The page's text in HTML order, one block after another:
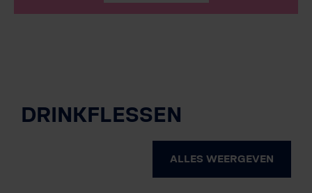
DRINKFLESSEN
ALLES WEERGEVEN